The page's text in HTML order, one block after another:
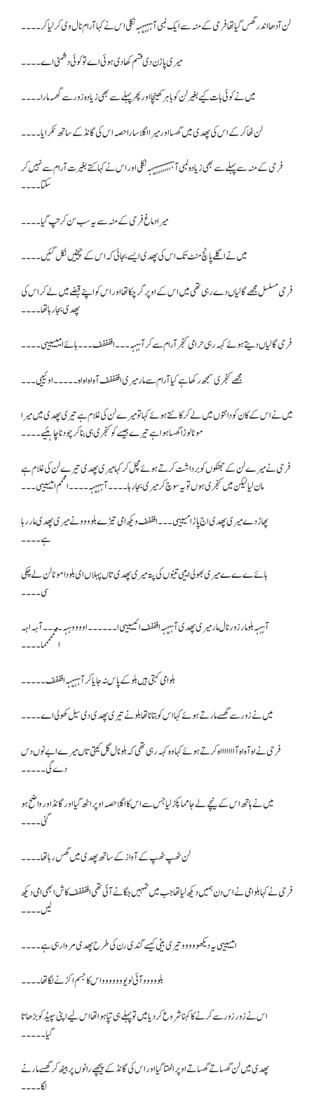
لن آدھا اندر گھس گیا تھا فرحی کے منہ سے ایک لمبی آہہہہہہہ نکلی اس نے کہا آرام نال وی کر لیا کر ۔۔۔۔
میری پاڑن دی قسم کھادی ہوئی اے تو کوئی دشمنی اے۔۔۔۔
میں نے کوئی بات کیے بغیر لن کو باہر کھینچا اور پھر پہلے سے بھی زیادہ زور سے گھسہ مارا۔۔۔۔
لن ٹھا کرکے اس کی پھدی میں گھسا اور میرا اگلا سارا حصہ اس کی گانڈ کے ساتھ ٹکرایا۔۔۔۔
فرحی کے منہ سے پہلے سے بھی زیادہ لمبی آہہہہہہہہہہہہ نکلی اور اس نے کہا کتے بغیرت آرام سے نہیں کر
سکتا۔۔۔۔
میرا دماغ فرحی کے منہ سے یہ سب سن کر تپ گیا۔۔۔۔
میں نے اگلے پانچ منٹ تک اس کی پھدی ایسے بجائی کہ اس کے چیخیں نکل گئیں۔۔۔۔
فرحی مسلسل مجھے گالیاں دے رہی تھی میں اس کے اوپر گر چکا تھا اور اس کو اپنے قبضے میں لے کر اس کی
پھدی بجا رہا تھا۔۔۔۔
فرحی گالیاں دیتے ہوئے کہہ رہی حرامی کنجر آرام سے کر آہہہہ۔۔۔اففففف۔۔۔ ہائے امیییییی ۔۔۔۔
مجھے کنجری سمجھ رکھا ہے کیا آرام سے مار میری اففففف آہ اہ اہ اہ۔۔۔۔۔اوئیییی۔۔۔
میں نے اس کے کان کو دانتوں میں لے کر کاٹتے ہوئے کہا تو میرے لن کی غلام ہے تیری پھدی میں میرا
موٹا لوڑا گھسا ہوا ہے تیرے جیسے کو کنجری ہی بنا کر چودنا چاہئیے۔۔۔۔
فرحی نے میرے لن کے جھٹکوں کو برداشت کرتے ہوئے مچل کر کہا میری پھدی تیرے لن کی غلام ہے
مان لیا لیکن میں کنجری ہوں تو یہ سوچ کر میری بجا رہا ۔۔۔۔آہہہہہہ۔۔۔۔امممم امییییی۔۔۔
پھاڑ دے میری پھدی اج پاڑ امیییی ۔۔۔افففف ویکھ امی تیڑے بلوووو نے میری پھدی مار رہا
ہے۔۔۔۔
ہائےےےے میری بھولی امییی تینوں کی پتہ میری پھدی تاں پہلاں ای بلو دا موٹا لن لے چکی
سی۔۔۔۔
آہہہہ بلو مار زور نال مار میری پھدی آہہہہہ افففف ائییییی ا۔۔۔۔۔۔اووووہہہ۔۔۔۔ آہہ اہہ
اممممممما۔۔۔۔
بلو امی کہتی ہیں بلو کے پاس نہ جایا کر آہہہہہہ افففف۔۔۔۔۔
میں نے زور سے گھسے مارتے ہوئے کہا اس کو بتانا تھا بلو نے تیری پھدی دی سیل کھولی اے۔۔۔۔
فرحی نے اہ آہ اہ آاااااااہ کرتے ہوئے کہا وہ کہہ رہی تھی کہ بلو نال گل کیتی تاں میرے ابے نوں دس
دے گی۔۔۔۔۔
میں نے ہاتھ اس کے نیچے لے جا مما پکڑ لیا جس سے اس کا اگلا حصہ اوپر اٹھ گیا اور گانڈ اور واضح ہو
گئی۔۔۔۔
لن ٹھپ ٹھپ کے آواز کے ساتھ پھدی میں گھس رہا تھا۔۔۔۔
فرحی نے کہا بلو امی نے اس دن ہمیں دیکھ لیا تھا جب میں تمہیں جگانے آئی تھی اففففف کاش ابھی امی دیکھ
لیں۔۔۔۔
امییییی یہ دیکھووووو تیری بیٹی کیسے گندی رن کی طرح پھدی مروا رہی ہے۔۔۔۔
بلووووو آئی لو یووووووو اس کا جسم اکڑنے لگا تھا۔۔۔۔
اس نے زور زور سے کرنے کا کہنا شروع کر دیا میں تو پہلے ہی تپا ہوا تھا اس لیے اپنی سپیڈ کو بڑھاتا
گیا۔۔۔۔۔
پھدی میں لن گھساتے گھساتے اوپر اٹھتا گیا اور اس کی گانڈ کے پیچھے رانوں پر بیٹھ کر گھسے مارنے
لگا۔۔۔۔